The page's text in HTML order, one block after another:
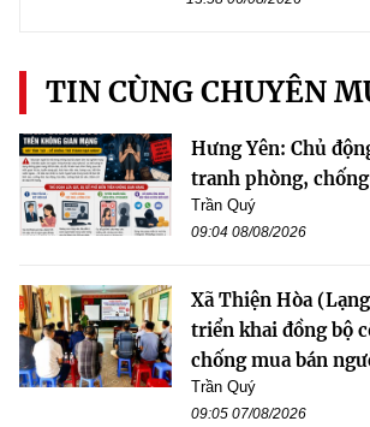
TIN CÙNG CHUYÊN
Hưng Yên: Chủ
tranh phòng,
Trần Quý
09:04 08/08/2026
Xã Thiện Hòa
triển khai đồng bộ
chống mua bán
Trần Quý
09:05 07/08/2026